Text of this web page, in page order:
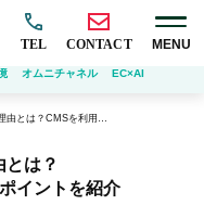
TEL CONTACT MENU
ECサイトをCMSで構築すべき理由とは？CMSを利用するメリットと活用のポイントを紹介
とは？
イントを紹介
オムニチャネル EC×AI